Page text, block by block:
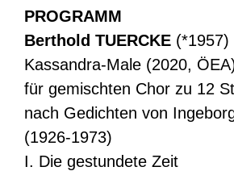
PROGRAMM
Berthold TUERCKE (*1957)
Kassandra-Male (2020,
für gemischten Chor zu 12
nach Gedichten von
(1926-1973)
I. Die gestundete Zeit